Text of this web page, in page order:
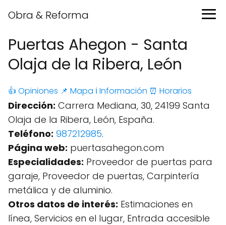
Obra & Reforma
Puertas Ahegon - Santa
Olaja de la Ribera, León
👍 Opiniones 📌 Mapa ℹ️ Información ⏰ Horarios
Dirección: Carrera Mediana, 30, 24199 Santa
Olaja de la Ribera, León, España.
Teléfono: 987212985.
Página web: puertasahegon.com
Especialidades: Proveedor de puertas para
garaje, Proveedor de puertas, Carpintería
metálica y de aluminio.
Otros datos de interés: Estimaciones en
línea, Servicios en el lugar, Entrada accesible